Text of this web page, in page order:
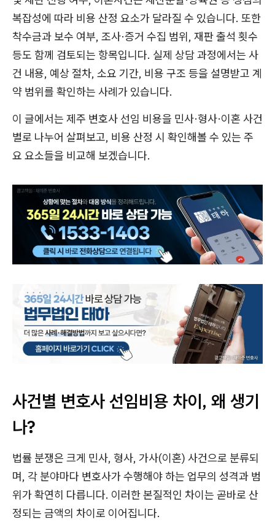
복잡성에 따라 비용 산정 요소가 달라질 수 있습니다. 또한
착수금과 보수 여부, 조사·증거 수집 범위, 재판 출석 횟수
등도 함께 검토되는 항목입니다. 실제 상담 과정에서는 사
건 내용, 예상 절차, 소요 기간, 비용 구조 등을 설명받고 계
약 범위를 확인하는 사례가 있습니다.
이 글에서는 제주 변호사 선임 비용을 민사·형사·이혼 사건
별로 나누어 살펴보고, 비용 산정 시 확인해볼 수 있는 주
요 요소들을 비교해 보겠습니다.
사건별 변호사 선임비용 차이, 왜 생기
나?
법률 분쟁은 크게 민사, 형사, 가사(이혼) 사건으로 분류되
며, 각 분야마다 변호사가 수행해야 하는 업무의 성격과 범
위가 확연히 다릅니다. 이러한 본질적인 차이는 곧바로 산
정되는 금액의 차이로 이어집니다.